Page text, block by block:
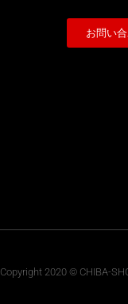
お問い
Copyright 2020 © CHIBA-